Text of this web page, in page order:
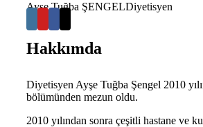
Ayşe Tuğba ŞENGELDiyetisyen
Hakkımda
Diyetisyen Ayşe Tuğba Şengel 2010
bölümünden mezun oldu.
2010 yılından sonra çeşitli hastane ve